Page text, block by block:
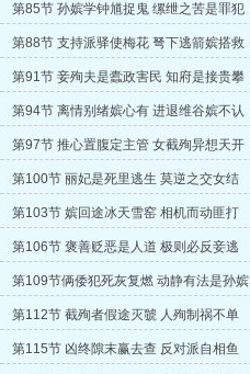
第85节 孙嫔学钟馗捉鬼 缧绁之苦是罪犯
第88节 支持派驿使梅花 弩下逃箭嫔搭救
第91节 妾殉夫是蠹政害民 知府是接贵攀
第94节 离情别绪嫔心有 进退维谷嫔不认
第97节 推心置腹定主管 女截殉异想天开
第100节 丽妃是死里逃生 莫逆之交女结
第103节 嫔回途冰天雪窑 相机而动匪打
第106节 褒善贬恶是人道 极则必反妾逃
第109节俩倭犯死灰复燃 动静有法是孙嫔
第112节 截殉者假途灭虢 人殉制祸不单
第115节 凶终隙末赢去查 反对派自相鱼